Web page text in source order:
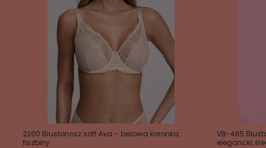
2200 Biustonosz soft Ava – beżowa koronka,
fiszbiny
VB-465
elegancki,